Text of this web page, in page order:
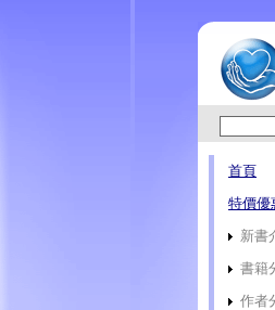
首頁
特價優
新書
書籍
作者